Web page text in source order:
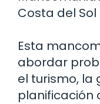
Costa del Sol
Esta
abordar
el turismo, la
planificación